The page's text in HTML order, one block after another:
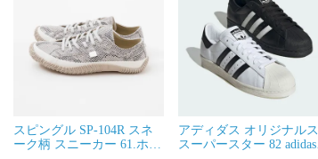
スピングル SP-104R スネ
ーク柄 スニーカー 61.ホワ
アディダス オリジナルス
スーパースター 82 adidas